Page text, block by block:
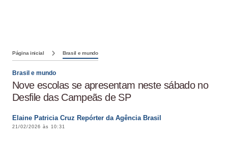
Página inicial Brasil e mundo
Brasil e mundo
Nove escolas se apresentam neste sábado no
Desfile das Campeãs de SP
Elaine Patricia Cruz Repórter da Agência Brasil
21/02/2026 às 10:31